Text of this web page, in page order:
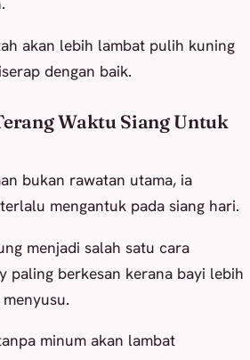
akan lebih lambat pulih kuning
dengan baik.
Waktu Siang Untuk
bukan rawatan utama, ia
mengantuk pada siang hari.
menjadi salah satu cara
paling berkesan kerana bayi lebih
minum akan lambat